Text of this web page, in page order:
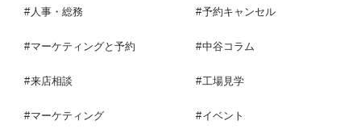
人事・総務 予約キャンセル
マーケティングと予約 中谷コラム
来店相談 工場見学
マーケティング イベント